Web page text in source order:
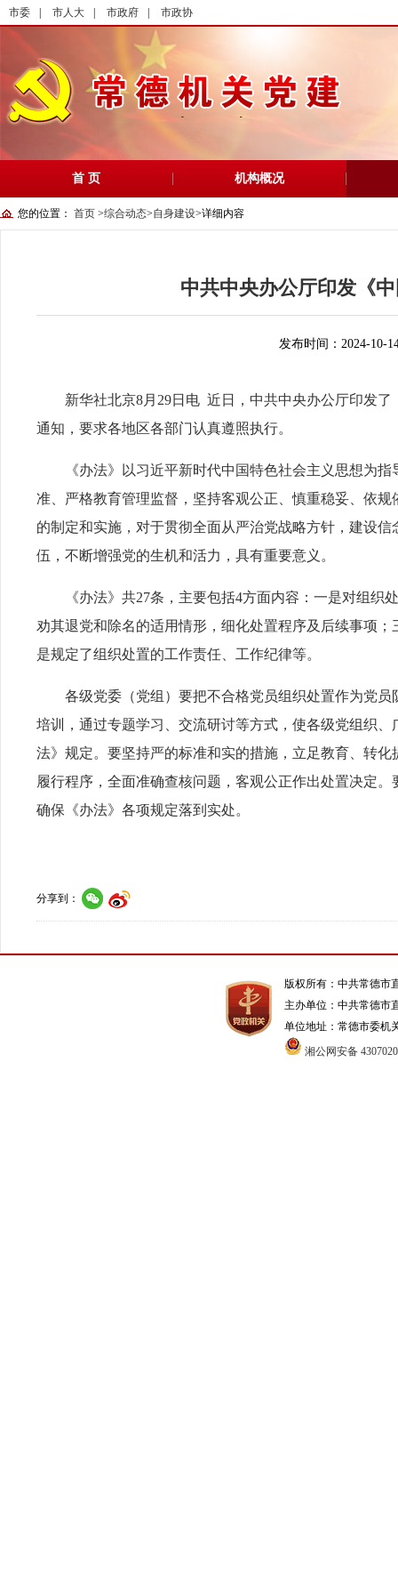
市委 市人大 市政府 市政协
首 页 机构概况
您的位置： 首页 >综合动态>自身建设>详细内容
中共中央办公厅印发《
发布时间：2024-10-
新华社北京8月29日电 近日，中共中央办公厅印发
通知，要求各地区各部门认真遵照执行。
《办法》以习近平新时代中国特色社会主义思想为
准、严格教育管理监督，坚持客观公正、慎重稳妥、依
的制定和实施，对于贯彻全面从严治党战略方针，建设
伍，不断增强党的生机和活力，具有重要意义。
《办法》共27条，主要包括4方面内容：一是对组
劝其退党和除名的适用情形，细化处置程序及后续事项
是规定了组织处置的工作责任、工作纪律等。
各级党委（党组）要把不合格党员组织处置作为党
培训，通过专题学习、交流研讨等方式，使各级党组织
法》规定。要坚持严的标准和实的措施，立足教育、转
履行程序，全面准确查核问题，客观公正作出处置决定
确保《办法》各项规定落到实处。
分享到：
版权所有：中共常德市
主办单位：中共常德市
单位地址：常德市委机
湘公网安备